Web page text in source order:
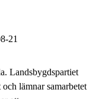
21
Landsbygdspartiet
lämnar samarbetet